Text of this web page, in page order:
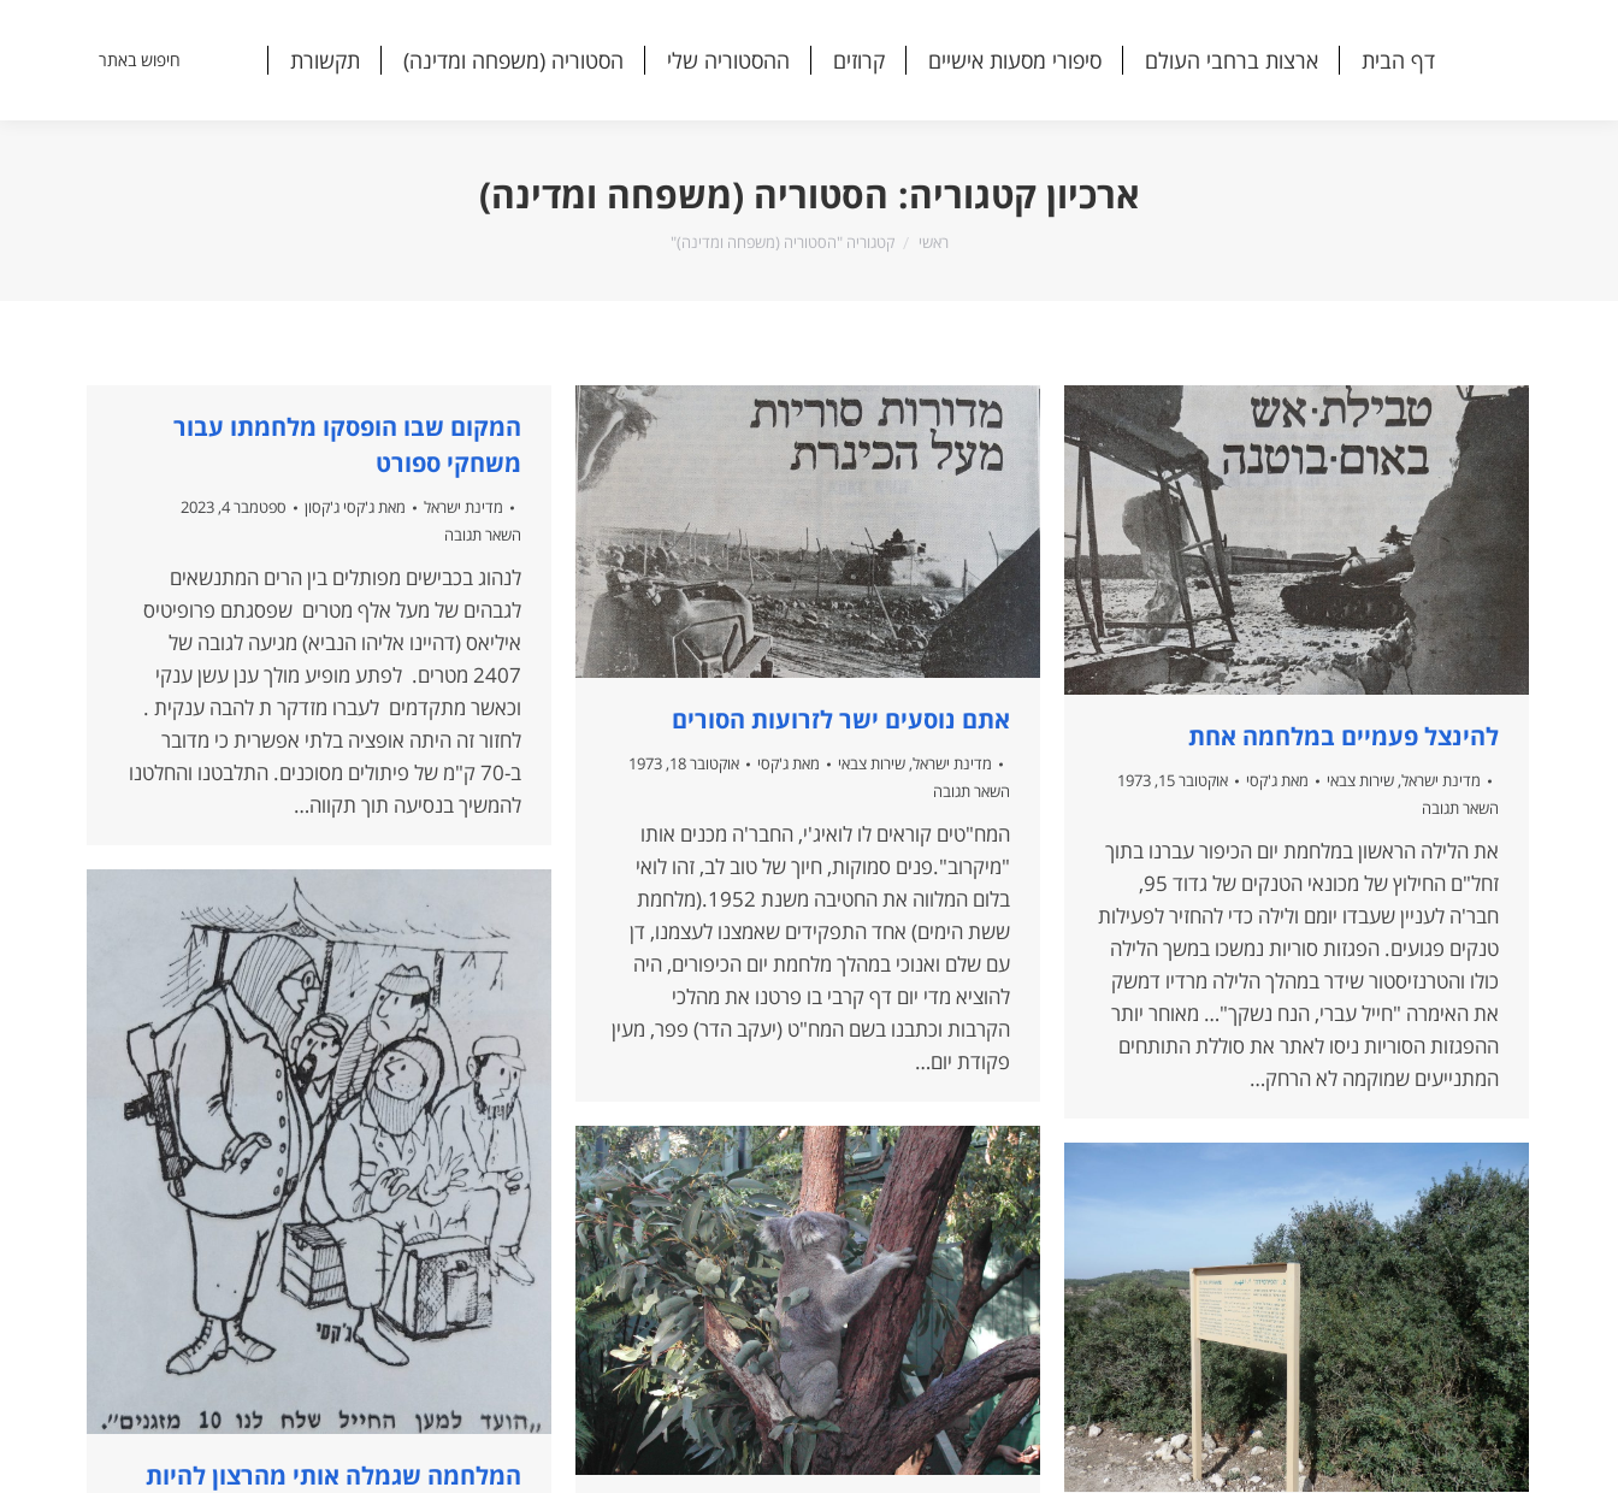
דף הבית ארצות ברחבי העולם סיפורי מסעות אישיים קרוזים ההסטוריה שלי הסטוריה (משפחה ומדינה) תקשורת Search:
חיפוש באתר
ארכיון קטגוריה: הסטוריה (משפחה ומדינה)
הנך נמצא כאן:
ראשי קטגוריה "הסטוריה (משפחה ומדינה)"
המקום שבו הופסקו מלחמתו עבור
משחקי ספורט
מדינת ישראל מאתג'קסי ג'קסון
ספטמבר 4, 2023
השאר תגובה
לנהוג בכבישים מפותלים בין הרים המתנשאים
לגבהים של מעל אלף מטרים שפסגתם פרופיטיס
איליאס (דהיינו אליהו הנביא) מגיעה לגובה של
2407 מטרים. לפתע מופיע מולך ענן עשן ענקי
וכאשר מתקדמים לעברו מזדקר ת להבה ענקית .
לחזור זה היתה אופציה בלתי אפשרית כי מדובר
ב-70 ק"מ של פיתולים מסוכנים. התלבטנו והחלטנו
להמשיך בנסיעה תוך תקווה…
אתם נוסעים ישר לזרועות הסורים
מדינת ישראל, שירות צבאי מאתג'קסי
אוקטובר 18, 1973
השאר תגובה
המח"טים קוראים לו לואיג'י, החבר'ה מכנים אותו
"מיקרוב".פנים סמוקות, חיוך של טוב לב, זהו לואי
בלום המלווה את החטיבה משנת 1952.(מלחמת
ששת הימים) אחד התפקידים שאמצנו לעצמנו, דן
עם שלם ואנוכי במהלך מלחמת יום הכיפורים, היה
להוציא מדי יום דף קרבי בו פרטנו את מהלכי
הקרבות וכתבנו בשם המח"ט (יעקב הדר) פפר, מעין
פקודת יום…
להינצל פעמיים במלחמה אחת
מדינת ישראל, שירות צבאי מאתג'קסי
אוקטובר 15, 1973
השאר תגובה
את הלילה הראשון במלחמת יום הכיפור עברנו בתוך
זחל"ם החילוץ של מכונאי הטנקים של גדוד 95,
חבר'ה לעניין שעבדו יומם ולילה כדי להחזיר לפעילות
טנקים פגועים. הפגזות סוריות נמשכו במשך הלילה
כולו והטרנזיסטור שידר במהלך הלילה מרדיו דמשק
את האימרה "חייל עברי, הנח נשקך"… מאוחר יותר
ההפגזות הסוריות ניסו לאתר את סוללת התותחים
המתנייעים שמוקמה לא הרחק…
המלחמה שגמלה אותי מהרצון להיות